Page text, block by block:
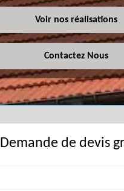
Voir nos réalisations
Contactez Nous
Demande de devis